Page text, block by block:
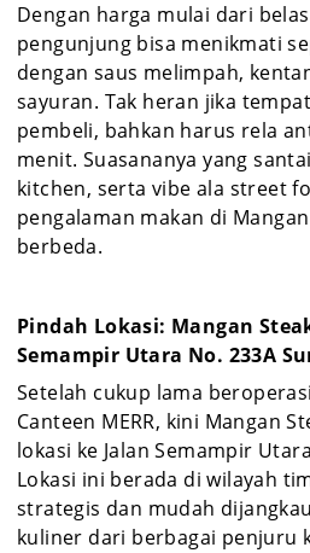
Dengan harga mulai dari
pengunjung bisa menikmati
dengan saus melimpah,
sayuran. Tak heran jika
pembeli, bahkan harus rela
menit. Suasananya yang
kitchen, serta vibe ala street
pengalaman makan di
berbeda.
Pindah Lokasi: Mangan
Semampir Utara No. 233A
Setelah cukup lama
Canteen MERR, kini Mangan
lokasi ke Jalan Semampir
Lokasi ini berada di wilayah
strategis dan mudah
kuliner dari berbagai penjuru